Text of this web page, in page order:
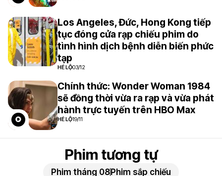
Los Angeles, Đức, Hong Kong tiếp
tục đóng cửa rạp chiếu phim do
tình hình dịch bệnh diễn biến phức
tạp
HÉ LỘ03/12
Chính thức: Wonder Woman 1984
sẽ đồng thời vừa ra rạp và vừa phát
hành trực tuyến trên HBO Max
HÉ LỘ19/11
Phim tương tự
Phim tháng 08Phim sắp chiếu